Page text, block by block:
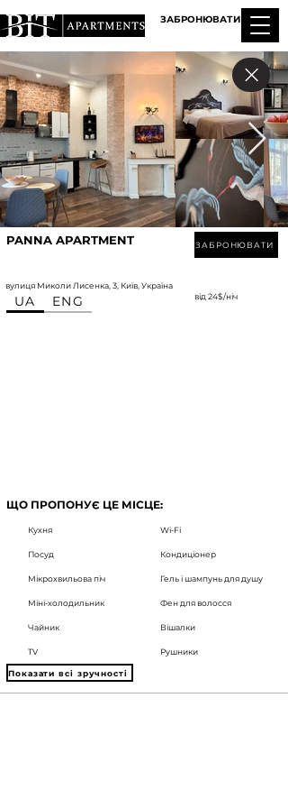
ЗАБРОНЮВАТИ
PANNA APARTMENT ЗАБРОНЮВАТИ
вулиця Миколи Лисенка, 3, Київ, Україна
UA ENG від 24$/ніч
ЩО ПРОПОНУЄ ЦЕ МІСЦЕ:
Кухня
Посуд
Мікрохвильова піч
Міні-холодильник
Чайник
TV
Wi-Fi
Кондиціонер
Гель і шампунь для душу
Фен для волосся
Вішалки
Рушники
Показати всі зручності